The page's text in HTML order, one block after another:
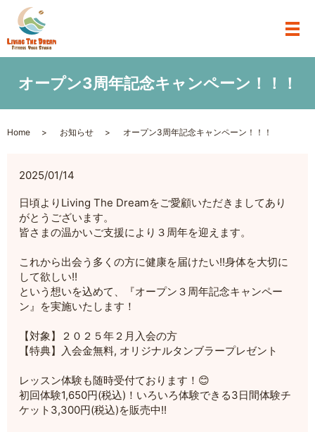
オープン3周年記念キャンペーン！！！
Home お知らせ オープン3周年記念キャンペーン！！！
2025/01/14
日頃よりLiving The Dreamをご愛顧いただきましてあり
がとうございます。
皆さまの温かいご支援により３周年を迎えます。
これから出会う多くの方に健康を届けたい!!身体を大切に
して欲しい!!
という想いを込めて、『オープン３周年記念キャンペー
ン』を実施いたします！
【対象】２０２５年２月入会の方
【特典】入会金無料, オリジナルタンブラープレゼント
レッスン体験も随時受付ております！😊
初回体験1,650円(税込)！いろいろ体験できる3日間体験チ
ケット3,300円(税込)を販売中!!